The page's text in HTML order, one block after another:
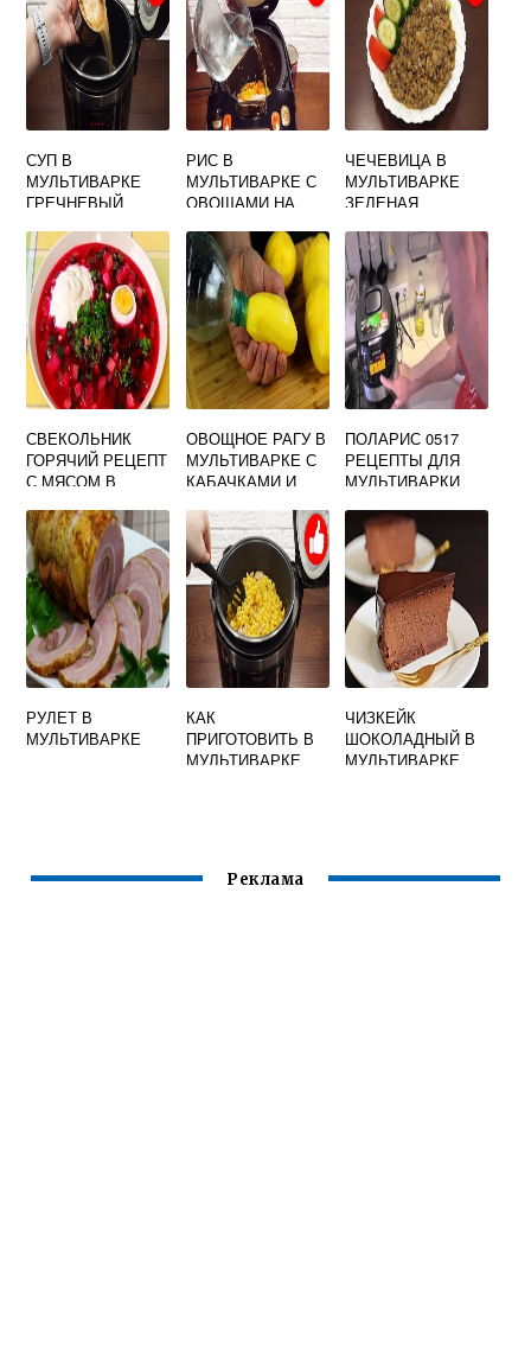
СУП В
МУЛЬТИВАРКЕ
ГРЕЧНЕВЫЙ
РИС В
МУЛЬТИВАРКЕ С
ОВОЩАМИ НА
ЧЕЧЕВИЦА В
МУЛЬТИВАРКЕ
ЗЕЛЕНАЯ
СВЕКОЛЬНИК
ГОРЯЧИЙ РЕЦЕПТ
С МЯСОМ В
ОВОЩНОЕ РАГУ В
МУЛЬТИВАРКЕ С
КАБАЧКАМИ И
КАРТОШКОЙ
ПОЛАРИС 0517
РЕЦЕПТЫ ДЛЯ
МУЛЬТИВАРКИ
РУЛЕТ В
МУЛЬТИВАРКЕ
КАК
ПРИГОТОВИТЬ В
МУЛЬТИВАРКЕ
ЧИЗКЕЙК
ШОКОЛАДНЫЙ В
МУЛЬТИВАРКЕ
Реклама